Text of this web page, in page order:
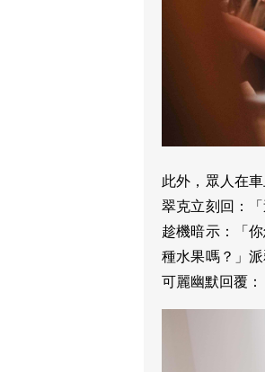
此外，眾人在
翠克立刻回：
趁機暗示：「
種水果嗎？」
可麗幽默回覆